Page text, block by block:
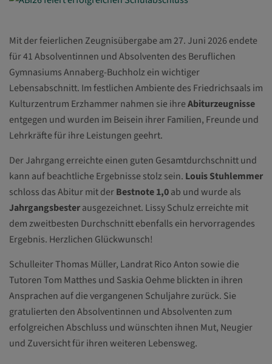
Mit der feierlichen Zeugnisübergabe am 27. Juni 2026 endete
für 41 Absolventinnen und Absolventen des Beruflichen
Gymnasiums Annaberg-Buchholz ein wichtiger
Lebensabschnitt. Im festlichen Ambiente des Friedrichsaals im
Kulturzentrum Erzhammer nahmen sie ihreAbiturzeugnisse
entgegen und wurden im Beisein ihrer Familien, Freunde und
Lehrkräfte für ihre Leistungen geehrt.
Der Jahrgang erreichte einen guten Gesamtdurchschnitt und
kann auf beachtliche Ergebnisse stolz sein. Louis Stuhlemmer
schloss das Abitur mit derBestnote 1,0ab und wurde als
Jahrgangsbesterausgezeichnet. Lissy Schulz erreichte mit
dem zweitbesten Durchschnitt ebenfalls ein hervorragendes
Ergebnis. Herzlichen Glückwunsch!
Schulleiter Thomas Müller, Landrat Rico Anton sowie die
Tutoren Tom Matthes und Saskia Oehme blickten in ihren
Ansprachen auf die vergangenen Schuljahre zurück. Sie
gratulierten den Absolventinnen und Absolventen zum
erfolgreichen Abschluss und wünschten ihnen Mut, Neugier
und Zuversicht für ihren weiteren Lebensweg.